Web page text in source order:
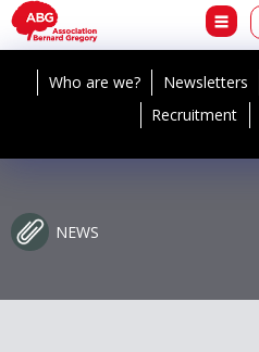
Who are we? Newsletters
Recruitment
NEWS